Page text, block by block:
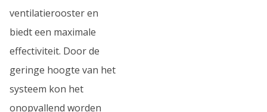
ventilatierooster en
biedt een maximale
effectiviteit. Door de
geringe hoogte van het
systeem kon het
onopvallend worden